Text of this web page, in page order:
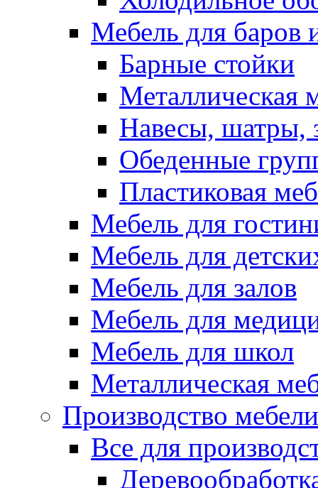
Мебель для баров
Барные стойки
Металлическая
Навесы, шатры,
Обеденные
Пластиковая
Мебель для
Мебель для
Мебель для залов
Мебель для
Мебель для школ
Металлическая
Производство мебели
Все для